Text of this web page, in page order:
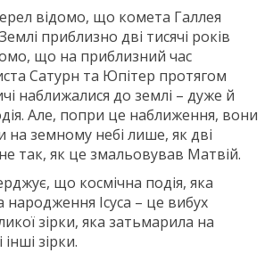
відомо, що комета Галлея
приблизно дві тисячі років
що на приблизний час
Сатурн та Юпітер протягом
наближалися до землі – дуже й
Але, попри це наближення, вони
на земному небі лише, як дві
так, як це змальовував Матвій.
що космічна подія, яка
Ісуса – це вибух
зірки, яка затьмарила на
зірки.